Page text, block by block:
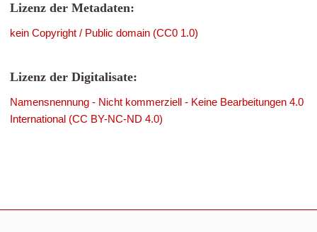
Lizenz der Metadaten:
kein Copyright / Public domain (CC0 1.0)
Lizenz der Digitalisate:
Namensnennung - Nicht kommerziell - Keine Bearbeitungen 4.0
International (CC BY-NC-ND 4.0)